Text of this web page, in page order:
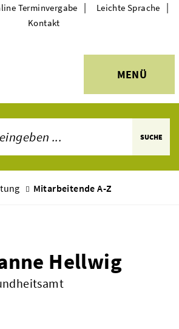
MENÜ
Terminvergabe | Leichte Sprache |
Kontakt
SUCHE
Mitarbeitende A-Z
Hellwig